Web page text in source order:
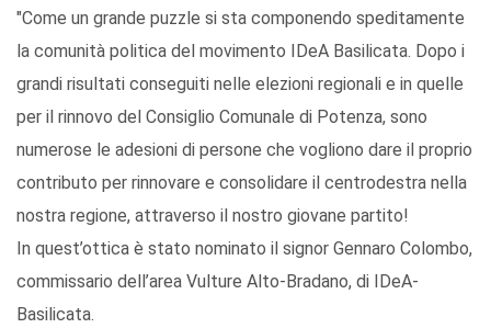
"Come un grande puzzle si sta componendo speditamente
la comunità politica del movimento IDeA Basilicata. Dopo i
grandi risultati conseguiti nelle elezioni regionali e in quelle
per il rinnovo del Consiglio Comunale di Potenza, sono
numerose le adesioni di persone che vogliono dare il proprio
contributo per rinnovare e consolidare il centrodestra nella
nostra regione, attraverso il nostro giovane partito!
In quest’ottica è stato nominato il signor Gennaro Colombo,
commissario dell’area Vulture Alto-Bradano, di IDeA-
Basilicata.